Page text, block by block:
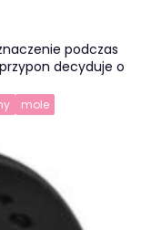
podczas
decyduje o
mole